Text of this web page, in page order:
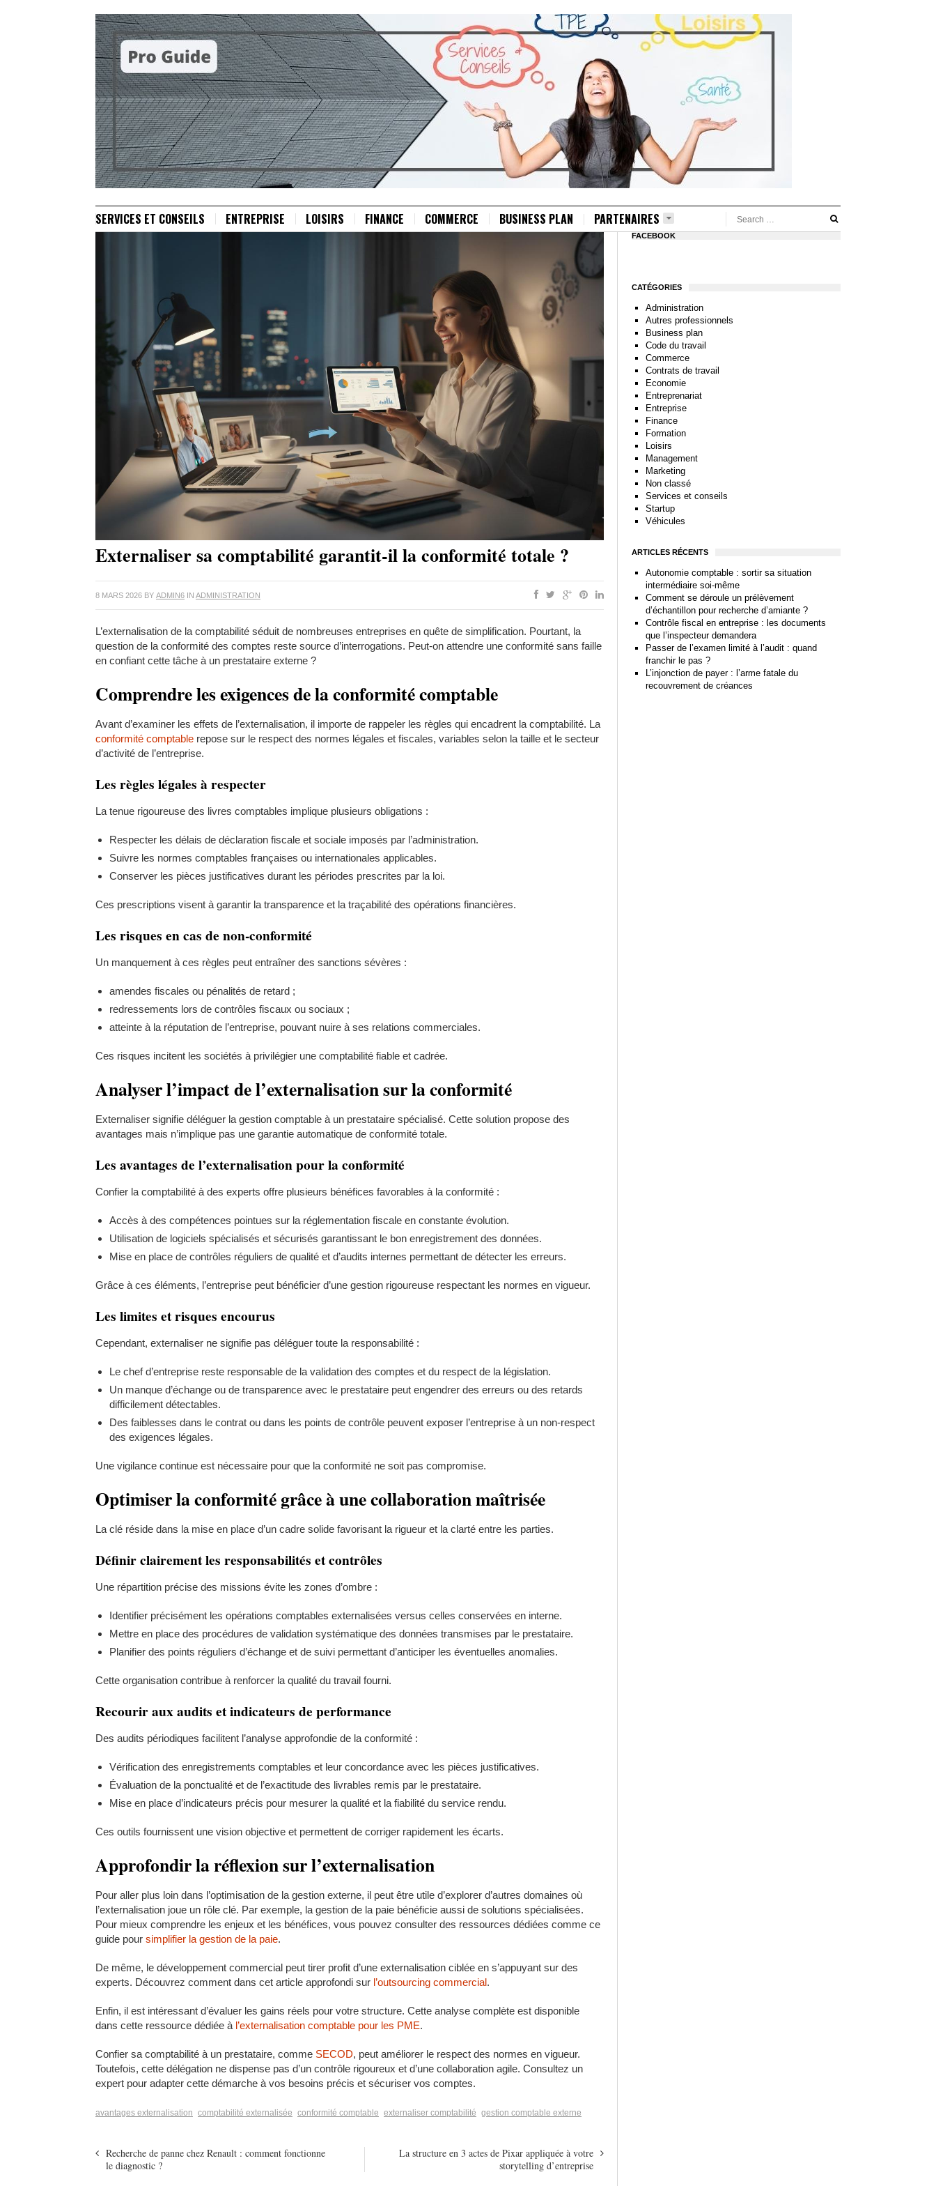
SERVICES ET CONSEILS ENTREPRISE LOISIRS FINANCE COMMERCE BUSINESS PLAN PARTENAIRES
Externaliser sa comptabilité garantit-il la conformité totale ?
8 MARS 2026 BY ADMIN6 IN ADMINISTRATION
L’externalisation de la comptabilité séduit de nombreuses entreprises en quête de simplification. Pourtant, la
question de la conformité des comptes reste source d’interrogations. Peut-on attendre une conformité sans faille
en confiant cette tâche à un prestataire externe ?
Comprendre les exigences de la conformité comptable
Avant d’examiner les effets de l’externalisation, il importe de rappeler les règles qui encadrent la comptabilité. La
conformité comptable repose sur le respect des normes légales et fiscales, variables selon la taille et le secteur
d’activité de l’entreprise.
Les règles légales à respecter
La tenue rigoureuse des livres comptables implique plusieurs obligations :
Respecter les délais de déclaration fiscale et sociale imposés par l’administration.
Suivre les normes comptables françaises ou internationales applicables.
Conserver les pièces justificatives durant les périodes prescrites par la loi.
Ces prescriptions visent à garantir la transparence et la traçabilité des opérations financières.
Les risques en cas de non-conformité
Un manquement à ces règles peut entraîner des sanctions sévères :
amendes fiscales ou pénalités de retard ;
redressements lors de contrôles fiscaux ou sociaux ;
atteinte à la réputation de l’entreprise, pouvant nuire à ses relations commerciales.
Ces risques incitent les sociétés à privilégier une comptabilité fiable et cadrée.
Analyser l’impact de l’externalisation sur la conformité
Externaliser signifie déléguer la gestion comptable à un prestataire spécialisé. Cette solution propose des
avantages mais n’implique pas une garantie automatique de conformité totale.
Les avantages de l’externalisation pour la conformité
Confier la comptabilité à des experts offre plusieurs bénéfices favorables à la conformité :
Accès à des compétences pointues sur la réglementation fiscale en constante évolution.
Utilisation de logiciels spécialisés et sécurisés garantissant le bon enregistrement des données.
Mise en place de contrôles réguliers de qualité et d’audits internes permettant de détecter les erreurs.
Grâce à ces éléments, l’entreprise peut bénéficier d’une gestion rigoureuse respectant les normes en vigueur.
Les limites et risques encourus
Cependant, externaliser ne signifie pas déléguer toute la responsabilité :
Le chef d’entreprise reste responsable de la validation des comptes et du respect de la législation.
Un manque d’échange ou de transparence avec le prestataire peut engendrer des erreurs ou des retards
difficilement détectables.
Des faiblesses dans le contrat ou dans les points de contrôle peuvent exposer l’entreprise à un non-respect
des exigences légales.
Une vigilance continue est nécessaire pour que la conformité ne soit pas compromise.
Optimiser la conformité grâce à une collaboration maîtrisée
La clé réside dans la mise en place d’un cadre solide favorisant la rigueur et la clarté entre les parties.
Définir clairement les responsabilités et contrôles
Une répartition précise des missions évite les zones d’ombre :
Identifier précisément les opérations comptables externalisées versus celles conservées en interne.
Mettre en place des procédures de validation systématique des données transmises par le prestataire.
Planifier des points réguliers d’échange et de suivi permettant d’anticiper les éventuelles anomalies.
Cette organisation contribue à renforcer la qualité du travail fourni.
Recourir aux audits et indicateurs de performance
Des audits périodiques facilitent l’analyse approfondie de la conformité :
Vérification des enregistrements comptables et leur concordance avec les pièces justificatives.
Évaluation de la ponctualité et de l’exactitude des livrables remis par le prestataire.
Mise en place d’indicateurs précis pour mesurer la qualité et la fiabilité du service rendu.
Ces outils fournissent une vision objective et permettent de corriger rapidement les écarts.
Approfondir la réflexion sur l’externalisation
Pour aller plus loin dans l’optimisation de la gestion externe, il peut être utile d’explorer d’autres domaines où
l’externalisation joue un rôle clé. Par exemple, la gestion de la paie bénéficie aussi de solutions spécialisées.
Pour mieux comprendre les enjeux et les bénéfices, vous pouvez consulter des ressources dédiées comme ce
guide pour simplifier la gestion de la paie.
De même, le développement commercial peut tirer profit d’une externalisation ciblée en s’appuyant sur des
experts. Découvrez comment dans cet article approfondi sur l’outsourcing commercial.
Enfin, il est intéressant d’évaluer les gains réels pour votre structure. Cette analyse complète est disponible
dans cette ressource dédiée à l’externalisation comptable pour les PME.
Confier sa comptabilité à un prestataire, comme SECOD, peut améliorer le respect des normes en vigueur.
Toutefois, cette délégation ne dispense pas d’un contrôle rigoureux et d’une collaboration agile. Consultez un
expert pour adapter cette démarche à vos besoins précis et sécuriser vos comptes.
avantages externalisation comptabilité externalisée conformité comptable externaliser comptabilité gestion comptable externe
Recherche de panne chez Renault : comment fonctionne
le diagnostic ?
La structure en 3 actes de Pixar appliquée à votre
storytelling d’entreprise
FACEBOOK
CATÉGORIES
Administration
Autres professionnels
Business plan
Code du travail
Commerce
Contrats de travail
Economie
Entreprenariat
Entreprise
Finance
Formation
Loisirs
Management
Marketing
Non classé
Services et conseils
Startup
Véhicules
ARTICLES RÉCENTS
Autonomie comptable : sortir sa situation
intermédiaire soi-même
Comment se déroule un prélèvement
d’échantillon pour recherche d’amiante ?
Contrôle fiscal en entreprise : les documents
que l’inspecteur demandera
Passer de l’examen limité à l’audit : quand
franchir le pas ?
L’injonction de payer : l’arme fatale du
recouvrement de créances